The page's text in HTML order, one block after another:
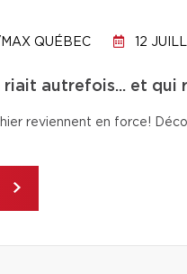
QUÉBEC 12
riait autrefois... et qui
reviennent en force!